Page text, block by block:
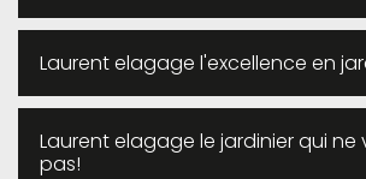
Laurent elagage l'excellence en
Laurent elagage le jardinier qui
pas!